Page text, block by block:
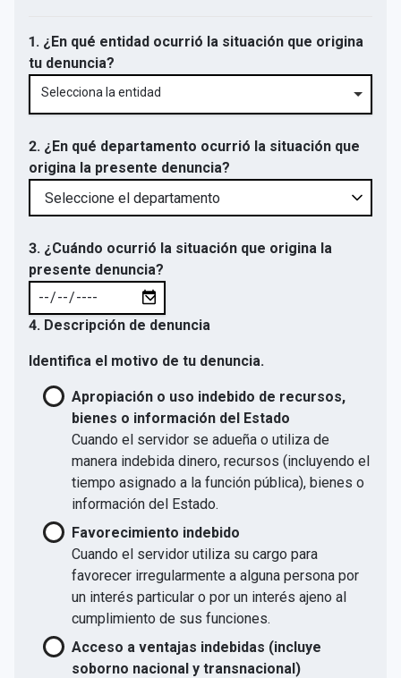
1. ¿En qué entidad ocurrió la situación que origina
tu denuncia?
Selecciona la entidad
2. ¿En qué departamento ocurrió la situación que
origina la presente denuncia?
3. ¿Cuándo ocurrió la situación que origina la
presente denuncia?
4. Descripción de denuncia
Identifica el motivo de tu denuncia.
Apropiación o uso indebido de recursos,
bienes o información del Estado
Cuando el servidor se adueña o utiliza de
manera indebida dinero, recursos (incluyendo el
tiempo asignado a la función pública), bienes o
información del Estado.
Favorecimiento indebido
Cuando el servidor utiliza su cargo para
favorecer irregularmente a alguna persona por
un interés particular o por un interés ajeno al
cumplimiento de sus funciones.
Acceso a ventajas indebidas (incluye
soborno nacional y transnacional)